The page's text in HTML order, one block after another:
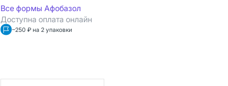
Все формы Афобазол
Доступна оплата онлайн
–250 ₽ на 2 упаковки